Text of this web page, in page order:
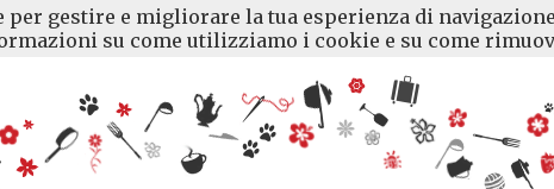
gestire e migliorare la tua esperienza di
su come utilizziamo i cookie e su come